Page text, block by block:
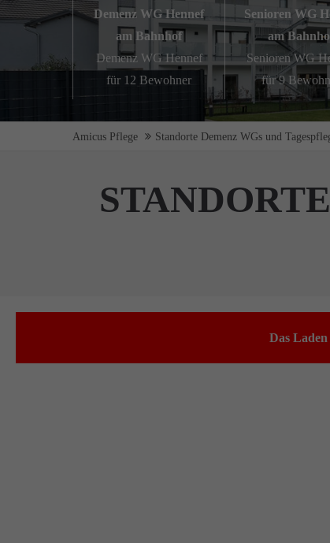
Demenz WG Hennef
am Bahnhof
Demenz WG Hennef
für 12 Bewohner
Senioren WG
am
Senioren WG
für 9
Amicus Pflege Standorte Demenz WGs und
Das